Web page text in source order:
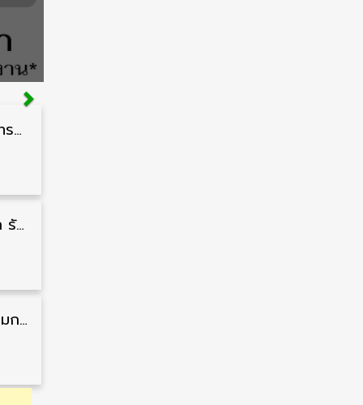
สำนักงานปลัดกระทรวงสาธารณสุข รับสมัครพนักงานราชการรูปแบบพิเศษ วุฒิ ปวส./ป.ตรี 102 อัตรา รับสมัคร 17 – 28 สิงหาคม
กรมแพทย์ทหารบก รับสมัครพนักงานราชการ วุฒิ ม.3/ม.6/ปวช./ปวท./ปวส. 6 อัตรา รับสมัคร 3 – 7 สิงหาคม
สำนักงานคณะกรรมการนโยบายที่ดินแห่งชาติ รับสมัครคัดเลือกพนักงานราชการ วุฒิ ป.ตรี 6 อัตรา รับสมัคร 13 กรกฎาคม – 6 สิงหาคม